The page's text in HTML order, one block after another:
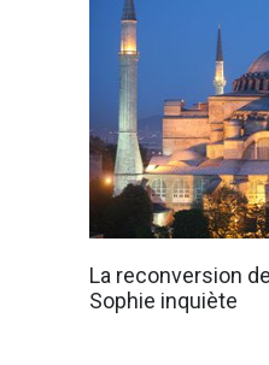
La reconversion
Sophie inquiète